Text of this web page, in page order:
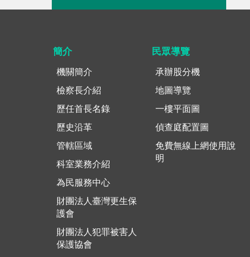
簡介
機關簡介
檢察長介紹
歷任首長名錄
歷史沿革
管轄區域
科室業務介紹
為民服務中心
財團法人臺灣更生保
護會
財團法人犯罪被害人
保護協會
民眾導覽
承辦股分機
地圖導覽
一樓平面圖
偵查庭配置圖
免費無線上網使用說
明